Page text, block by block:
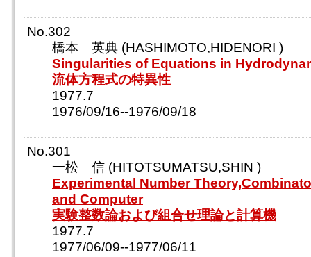
No.302
橋本 英典 (HASHIMOTO,HIDENORI )
Singularities of Equations in
流体方程式の特異性
1977.7
1976/09/16--1976/09/18
No.301
一松 信 (HITOTSUMATSU,SHIN )
Experimental Number
and Computer
実験整数論および組合せ理論と計算機
1977.7
1977/06/09--1977/06/11